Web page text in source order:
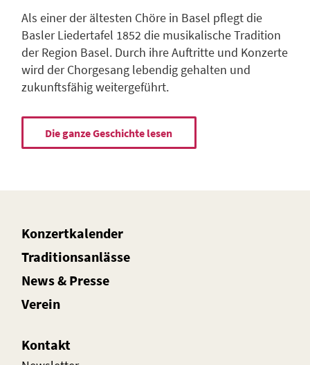
Als einer der ältesten Chöre in Basel pflegt die
Basler Liedertafel 1852 die musikalische Tradition
der Region Basel. Durch ihre Auftritte und Konzerte
wird der Chorgesang lebendig gehalten und
zukunftsfähig weitergeführt.
Die ganze Geschichte lesen
Konzertkalender
Traditionsanlässe
News& Presse
Verein
Kontakt